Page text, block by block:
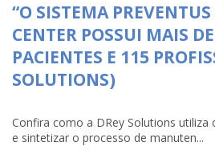
“O SISTEMA
CENTER POSSUI MAIS
PACIENTES E 115
SOLUTIONS)
Confira como a DRey Solutions utiliza
e sintetizar o processo de manuten...